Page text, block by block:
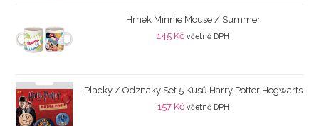
Hrnek Minnie Mouse / Summer
145 Kč včetně DPH
Placky / Odznaky Set 5 Kusů Harry Potter Hogwarts
157 Kč včetně DPH